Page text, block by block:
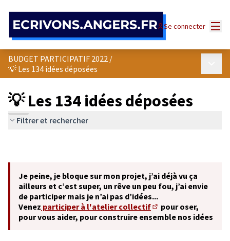
Se connecter
BUDGET PARTICIPATIF 2022 /
💡 Les 134 idées déposées
💡 Les 134 idées déposées
Filtrer et rechercher
Je peine, je bloque sur mon projet, j’ai déjà vu ça
ailleurs et c’est super, un rêve un peu fou, j’ai envie
de participer mais je n’ai pas d’idées...
Venez participer à l'atelier collectif
(S'ouvre dans un
pour oser,
pour vous aider, pour construire ensemble nos idées